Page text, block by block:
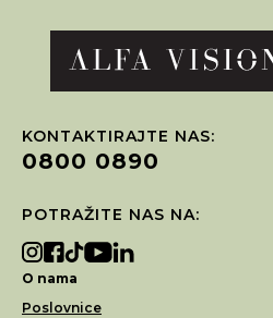
KONTAKTIRAJTE NAS:
0800 0890
POTRAŽITE NAS NA:
O nama
Poslovnice